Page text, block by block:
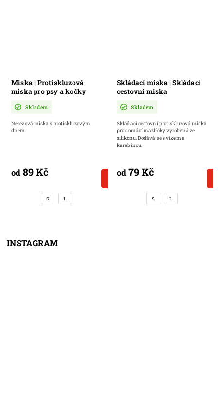
Miska | Protiskluzová
miska pro psy a kočky
Skladem
od 89 Kč
DETAIL
Nerezová miska s protiskluzovým
dnem.
S L
Skládací miska | Skládací
cestovní miska
Skladem
od 79 Kč
Skládací cestovní protiskluzová miska
pro domácí mazlíčky vyrobená ze
silikonu. Dodává se s víkem a
karabinou.
S L
INSTAGRAM